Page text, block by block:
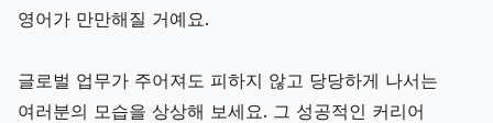
영어가 만만해질 거예요.
글로벌 업무가 주어져도 피하지 않고 당당하게 나서는
여러분의 모습을 상상해 보세요. 그 성공적인 커리어